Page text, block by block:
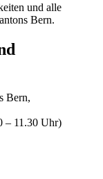
und alle
Bern.
Bern,
– 11.30 Uhr)